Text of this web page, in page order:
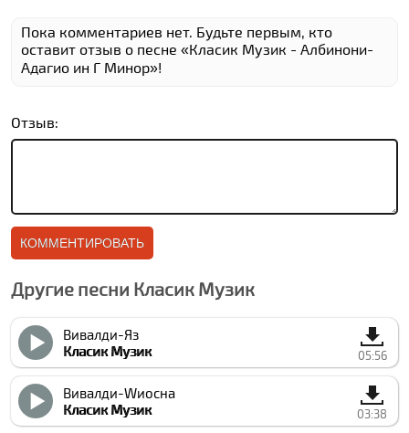
Пока комментариев нет. Будьте первым, кто
оставит отзыв о песне «Класик Музик - Албинони-
Адагио ин Г Минор»!
Отзыв:
Другие песни Класик Музик
Вивалди-Яз
Класик Музик
05:56
Вивалди-Wиосна
Класик Музик
03:38